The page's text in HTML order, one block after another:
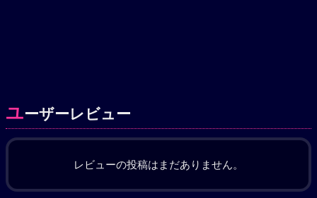
ユーザーレビュー
レビューの投稿はまだありません。